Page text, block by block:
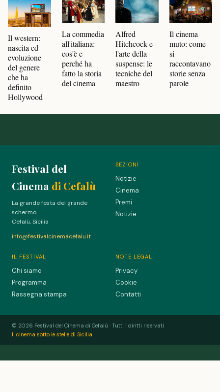
Il western:
nascita ed
evoluzione
del genere
che ha
definito
Hollywood
La commedia
all'italiana:
cos'è e
perché ha
fatto la storia
del cinema
Alfred
Hitchcock e
l'arte della
suspense: le
tecniche del
maestro
Il cinema
muto: come
si
raccontavano
storie senza
parole
Festival del
Cinema di Cefalù
La grande festa del grande
schermo
Cefalù, Sicilia
info@festivalcinemacefalu.it
SEZIONI
Notizie
Cinema
Premi
Notizie
IL FESTIVAL
Chi siamo
Programma
Rassegna stampa
NOTE LEGALI
Privacy
Cookie
Contatti
© 2026 Festival del Cinema di Cefalù · Tutti i diritti riservati
Il cinema sotto le stelle di Sicilia